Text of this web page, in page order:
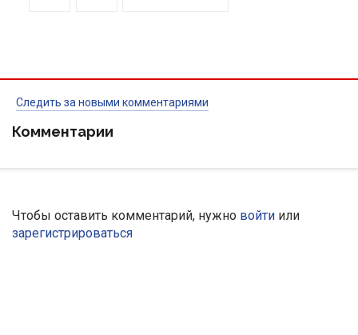
Следить за новыми комментариями
Комментарии
Чтобы оставить комментарий, нужно войти или
зарегистрироваться